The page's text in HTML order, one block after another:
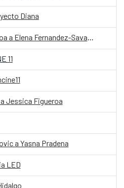
Diana
Carta de Jessica Figueroa a Elena Fernandez-Savater
11
Jessica Figueroa
a Yasna Pradena
LED